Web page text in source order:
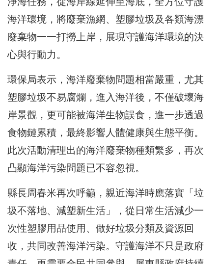
海洋環境，將廢棄漁網、塑膠垃圾及各類海漂
廢棄物一一打撈上岸，展現守護海洋環境的決
心與行動力。
環保局表示，海洋廢棄物問題相當嚴重，尤其
塑膠垃圾不易腐爛，進入海洋後，不僅破壞海
岸景觀，更可能被海洋生物誤食，進一步透過
食物鏈累積，最終影響人體健康與生態平衡。
此次活動清理出的海洋廢棄物種類繁多，再次
凸顯海洋污染問題已不容忽視。
縣長周春米再次呼籲，親近海洋時應落實「垃
圾不落地、減塑新生活」，從日常生活減少一
次性塑膠用品使用、做好垃圾分類及資源回
收，共同改善海洋污染。守護海洋不只是政府